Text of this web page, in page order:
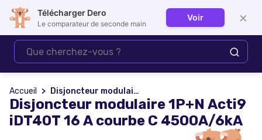
Se connecter
Accueil Disjoncteur modulaire 1P+N Acti9 iDT40T 16 A courbe C 4500A/6kA
Disjoncteur modulaire 1P+N Acti9
iDT40T 16 A courbe C 4500A/6kA
Télécharger Dero
Le comparateur de seconde main
Voir ×